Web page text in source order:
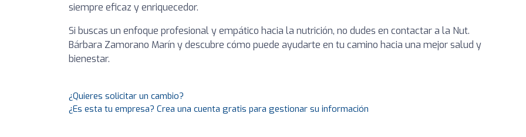
siempre eficaz y enriquecedor.
Si buscas un enfoque profesional y empático hacia la nutrición, no dudes en contactar a la Nut.
Bárbara Zamorano Marín y descubre cómo puede ayudarte en tu camino hacia una mejor salud y
bienestar.
¿Quieres solicitar un cambio?
¿Es esta tu empresa? Crea una cuenta gratis para gestionar su información